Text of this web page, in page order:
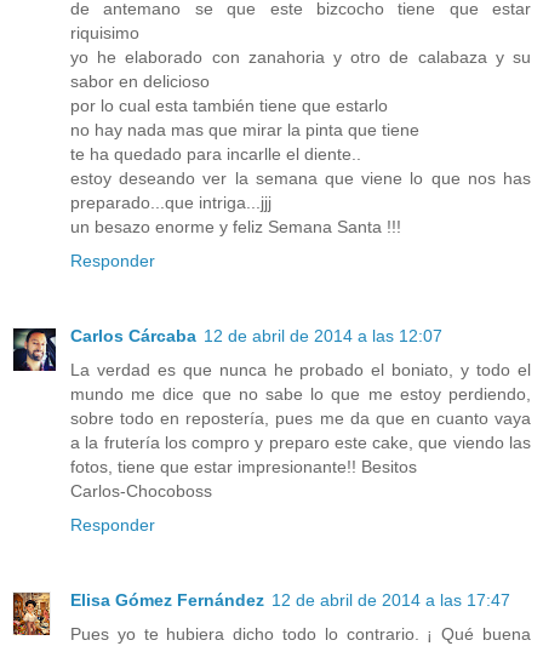
de antemano se que este bizcocho tiene que estar
riquisimo
yo he elaborado con zanahoria y otro de calabaza y su
sabor en delicioso
por lo cual esta también tiene que estarlo
no hay nada mas que mirar la pinta que tiene
te ha quedado para incarlle el diente..
estoy deseando ver la semana que viene lo que nos has
preparado...que intriga...jjj
un besazo enorme y feliz Semana Santa !!!
Responder
Carlos Cárcaba 12 de abril de 2014 a las 12:07
La verdad es que nunca he probado el boniato, y todo el
mundo me dice que no sabe lo que me estoy perdiendo,
sobre todo en repostería, pues me da que en cuanto vaya
a la frutería los compro y preparo este cake, que viendo las
fotos, tiene que estar impresionante!! Besitos
Carlos-Chocoboss
Responder
Elisa Gómez Fernández 12 de abril de 2014 a las 17:47
Pues yo te hubiera dicho todo lo contrario. ¡ Qué buena